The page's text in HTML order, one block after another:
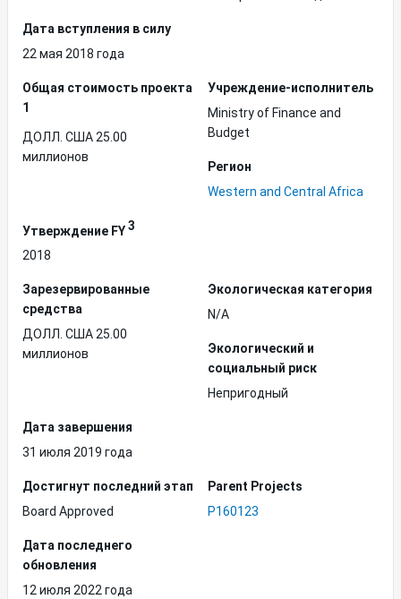
Дата вступления в силу
22 мая 2018 года
Общая стоимость проекта
1
ДОЛЛ. США 25.00
миллионов
Учреждение-исполнитель
Ministry of Finance and
Budget
Регион
Western and Central Africa
Утверждение FY3
2018
Зарезервированные
средства
ДОЛЛ. США 25.00
миллионов
Экологическая категория
N/A
Экологический и
социальный риск
Непригодный
Дата завершения
31 июля 2019 года
Достигнут последний этап
Board Approved
Parent Projects
P160123
Дата последнего
обновления
12 июля 2022 года